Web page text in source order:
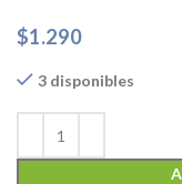
$1.290
3 disponibles